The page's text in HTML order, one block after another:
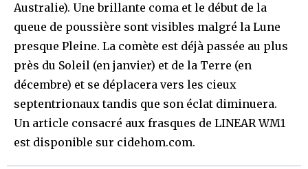
Australie). Une brillante coma et le début de la
queue de poussière sont visibles malgré la Lune
presque Pleine. La comète est déjà passée au plus
près du Soleil (en janvier) et de la Terre (en
décembre) et se déplacera vers les cieux
septentrionaux tandis que son éclat diminuera.
Un article consacré aux frasques de LINEAR WM1
est disponible sur cidehom.com.